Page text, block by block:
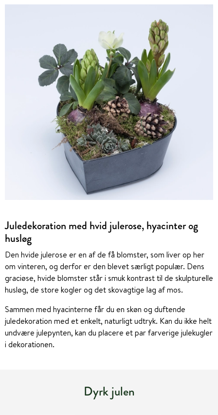
Juledekoration med hvid julerose, hyacinter og
husløg
Den hvide julerose er en af de få blomster, som liver op her
om vinteren, og derfor er den blevet særligt populær. Dens
graciøse, hvide blomster står i smuk kontrast til de skulpturelle
husløg, de store kogler og det skovagtige lag af mos.
Sammen med hyacinterne får du en skøn og duftende
juledekoration med et enkelt, naturligt udtryk. Kan du ikke helt
undvære julepynten, kan du placere et par farverige julekugler
i dekorationen.
Dyrk julen